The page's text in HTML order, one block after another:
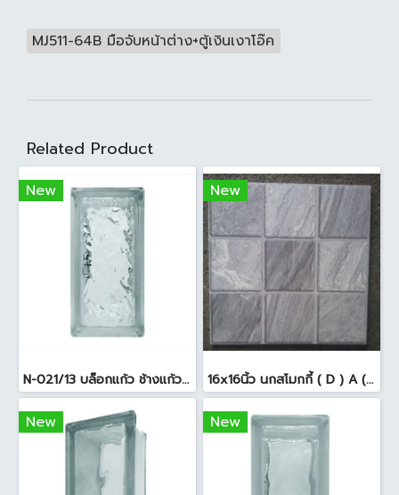
MJ511-64B มือจับหน้าต่าง+ตู้เงินเงาโอ๊ค
Related Product
New
N-021/13 บล็อกแก้ว ช้างแก้ว WOW แก้วประดับฟ้า ( 24X11.5X8cm )
New
16x16นิ้ว นกสโมกกี้ ( D ) A (Pack6)
New New